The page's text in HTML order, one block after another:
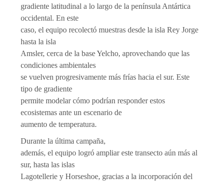
gradiente latitudinal a lo largo de la península Antártica
occidental. En este
caso, el equipo recolectó muestras desde la isla Rey Jorge
hasta la isla
Amsler, cerca de la base Yelcho, aprovechando que las
condiciones ambientales
se vuelven progresivamente más frías hacia el sur. Este
tipo de gradiente
permite modelar cómo podrían responder estos
ecosistemas ante un escenario de
aumento de temperatura.
Durante la última campaña,
además, el equipo logró ampliar este transecto aún más al
sur, hasta las islas
Lagotellerie y Horseshoe, gracias a la incorporación del